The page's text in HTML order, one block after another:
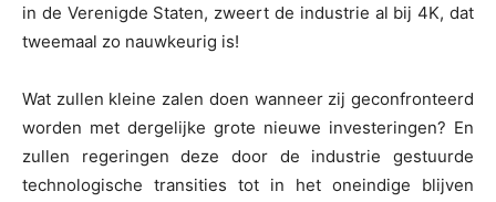
in de Verenigde Staten, zweert de industrie al bij 4K, dat
tweemaal zo nauwkeurig is!
Wat zullen kleine zalen doen wanneer zij geconfronteerd
worden met dergelijke grote nieuwe investeringen? En
zullen regeringen deze door de industrie gestuurde
technologische transities tot in het oneindige blijven